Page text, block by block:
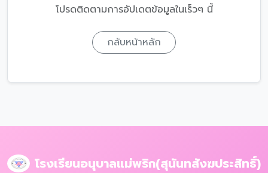
โปรดติดตามการอัปเดตข้อมูลในเร็วๆ นี้
กลับหน้าหลัก
โรงเรียนอนุบาลแม่พริก(สุนันทสังฆประสิทธิ์)